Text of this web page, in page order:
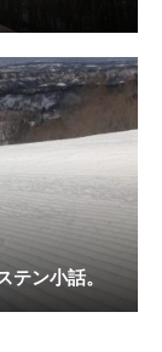
テン小話。